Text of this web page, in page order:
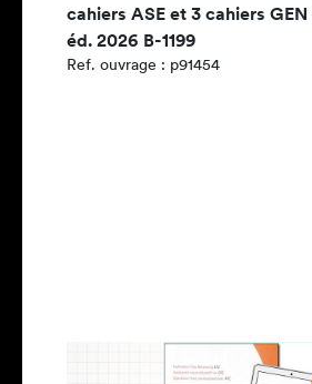
cahiers ASE et 3 cahiers GEN
éd. 2026 B-1199
Ref. ouvrage : p91454